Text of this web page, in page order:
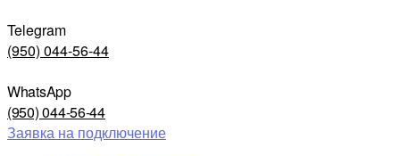
Telegram
(950) 044-56-44
WhatsApp
(950) 044-56-44
Заявка на подключение